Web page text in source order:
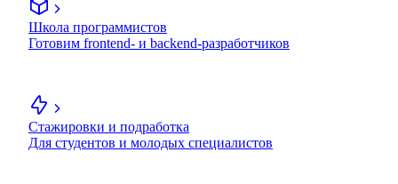
Школа программистов
Готовим frontend- и backend-разработчиков
Стажировки и подработка
Для студентов и молодых специалистов